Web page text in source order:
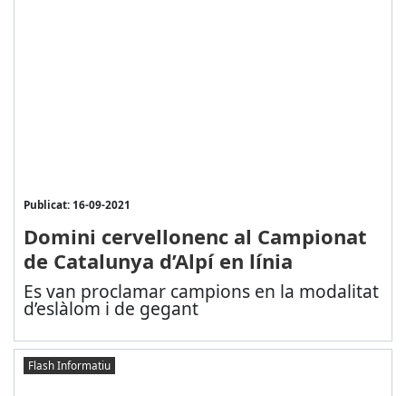
Publicat: 16-09-2021
Domini cervellonenc al Campionat
de Catalunya d’Alpí en línia
Es van proclamar campions en la modalitat
d’eslàlom i de gegant
Flash Informatiu